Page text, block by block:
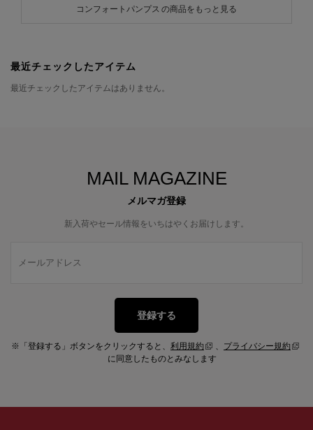
コンフォートパンプス の商品をもっと見る
最近チェックしたアイテム
最近チェックしたアイテムはありません。
MAIL MAGAZINE
メルマガ登録
新入荷やセール情報をいちはやくお届けします。
登録する
※「登録する」ボタンをクリックすると、 利用規約
プライバシー規約
に同意したものとみなします